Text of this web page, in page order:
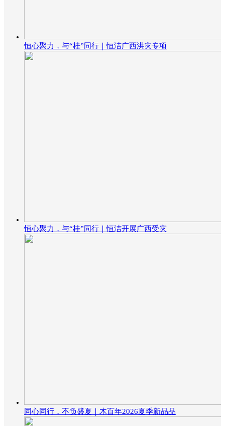
恒心聚力，与“桂”同行｜恒洁广西洪灾专项
恒心聚力，与“桂”同行｜恒洁开展广西受灾
同心同行，不负盛夏｜木百年2026夏季新品品